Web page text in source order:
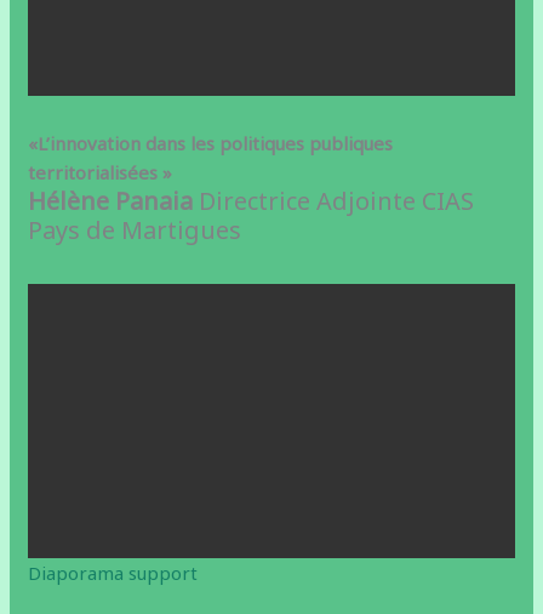
«L’innovation dans les politiques publiques
territorialisées »
Hélène Panaia Directrice Adjointe CIAS
Pays de Martigues
Diaporama support